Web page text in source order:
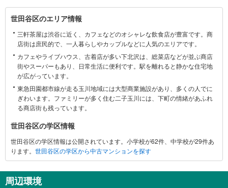
世
田
谷
区
に
関
す
る
世田谷区のエリア情報
三軒茶屋は渋谷に近く、カフェなどのオシャレな飲食店が豊富です。商
店街は庶民的で、一人暮らしやカップルなどに人気のエリアです。
カフェやライブハウス、古着店が多い下北沢は、総菜店などが並ぶ商店
街やスーパーもあり、日常生活に便利です。駅を離れると静かな住宅地
が広がっています。
東急田園都市線が走る玉川地域には大型商業施設があり、多くの人でに
ぎわいます。ファミリーが多く住む二子玉川には、下町の情緒があふれ
る商店街も残っています。
世田谷区の学区情報
世田谷区の学区情報は公開されています。小学校が62件、中学校が29件あ
ります。 世田谷区の学区から中古マンションを探す
周辺環境